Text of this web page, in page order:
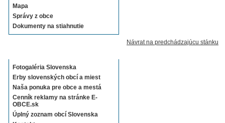
Mapa
Správy z obce
Dokumenty na stiahnutie
Fotogaléria Slovenska
Erby slovenských obcí a miest
Naša ponuka pre obce a mestá
Cenník reklamy na stránke E-
OBCE.sk
Úplný zoznam obcí Slovenska
Návrat na predchádzajúcu stánku